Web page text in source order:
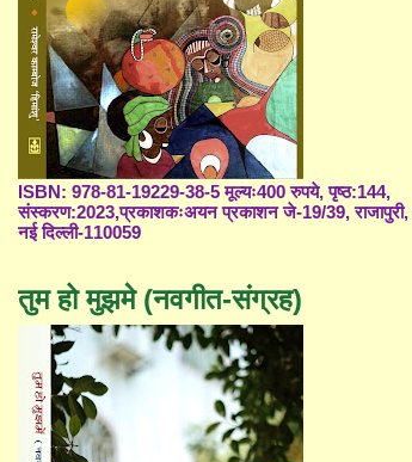
ISBN: 978-81-19229-38-5 मूल्यः400 रुपये, पृष्ठ:144,
संस्करण:2023,प्रकाशकःअयन प्रकाशन जे-19/39, राजापुरी,
नई दिल्ली-110059
तुम हो मुझमे (नवगीत-संग्रह)